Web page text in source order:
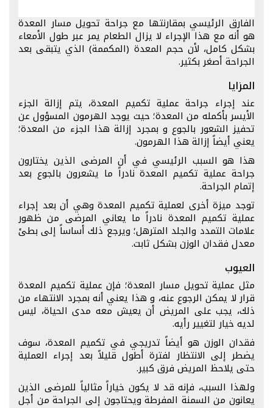
الفارق الرئيسي بمقارنتها مع جراحة تحويل مسار المعدة
هو أنه مع هذا الإجراء لا يزال الطعام يمر عبر طول الأمعاء
بشكل كامل، لأن حجم المعدة (المكممة) الذي يتبقى بعد
الجراحة أصغر بكثير.
المزايا
عند إجراء جراحة عملية تكميم المعدة، يتم إزالة الجزء
الأيسر بأكمله من المعدة؛ حيث يوجد الهرمون المسؤول عن
تحفيز الشعور بالجوع و بمجرد إزالة هذا الجزء من المعدة؛
يعني أيضاً إزالة هذا الهرمون.
هذا هو السبب الرئيسي في أن المرضى الذين يختارون
جراحة عملية تكميم المعدة نادراً ما يشعرون بالجوع بعد
إتمام الجراحة.
توجد ميزة أخرى لعملية تكميم المعدة وهي أن بعد إجراء
عملية تكميم المعدة نادراً ما يعاني المرضى من ظهور
علامات التمدد والجلد المترهل؛ ويرجع ذلك أساساً إلى بطئ
معدل فقدان الوزن بشكل ثابت.
العيوب
مثل عملية تحويل مسار المعدة؛ فإن عملية تكميم المعدة
قرار لا يمكن الرجوع عنه، و هذا يعني أنه بمجرد الانتهاء من
ذلك، يجب على المريض أن يعيش معه مدى الحياة، ليس
لديه خيار لتغيير رأيه.
فقدان الوزن هو أيضاً تدريجي في تكميم المعدة، سوف
يضطر إلى الانتظار لفترة أطول قليلاً بعد إجراء العملية
حتى يلاحظ المريض فرق كبير.
ولهذا السبب، فإنه قد لا يكون خياراً مثالياً للمرضى الذين
يعانون من السمنة المفرطة ويحتاجون إلى الجراحة من أجل